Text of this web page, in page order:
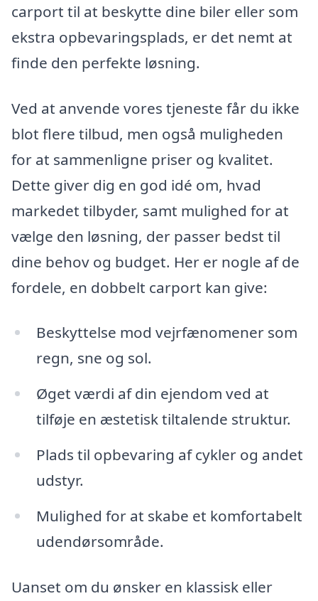
carport til at beskytte dine biler eller som
ekstra opbevaringsplads, er det nemt at
finde den perfekte løsning.
Ved at anvende vores tjeneste får du ikke
blot flere tilbud, men også muligheden
for at sammenligne priser og kvalitet.
Dette giver dig en god idé om, hvad
markedet tilbyder, samt mulighed for at
vælge den løsning, der passer bedst til
dine behov og budget. Her er nogle af de
fordele, en dobbelt carport kan give:
Beskyttelse mod vejrfænomener som
regn, sne og sol.
Øget værdi af din ejendom ved at
tilføje en æstetisk tiltalende struktur.
Plads til opbevaring af cykler og andet
udstyr.
Mulighed for at skabe et komfortabelt
udendørsområde.
Uanset om du ønsker en klassisk eller